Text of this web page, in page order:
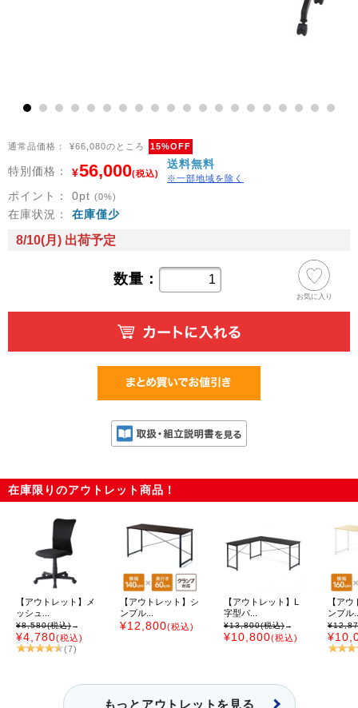
10 11 12 13 14 15 16 17 18 19
通常品価格： ¥66,080のところ 15%OFF
特別価格： ¥56,000(税込)
送料無料
※一部地域を除く
ポイント： 0pt (0%)
在庫状況： 在庫僅少
8/10(月) 出荷予定
数量：
お気に入り
在庫限りのアウトレット商品！
【アウトレット】メ
ッシュ...
¥8,580(税込)→
¥4,780(税込)
(7)
【アウトレット】シ
ンプル...
¥12,800(税込)
【アウトレット】L
字型パ...
¥13,800(税込)→
¥10,800(税込)
【ア
ンプル
もっとアウトレットを見る